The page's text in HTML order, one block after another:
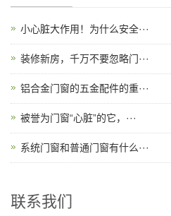
小心脏大作用！为什么安全···
装修新房，千万不要忽略门···
铝合金门窗的五金配件的重···
被誉为门窗“心脏”的它，···
系统门窗和普通门窗有什么···
联系我们